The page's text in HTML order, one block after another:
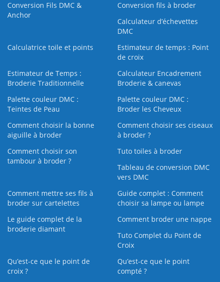
Conversion Fils DMC &
Anchor
Conversion fils à broder
Calculateur d’échevettes
DMC
Calculatrice toile et points
Estimateur de temps : Point
de croix
Estimateur de Temps :
Broderie Traditionnelle
Calculateur Encadrement
Broderie & canevas
Palette couleur DMC :
Teintes de Peau
Palette couleur DMC :
Broder les Cheveux
Comment choisir la bonne
aiguille à broder
Comment choisir ses ciseaux
à broder ?
Comment choisir son
tambour à broder ?
Tuto toiles à broder
Tableau de conversion DMC
vers DMC
Comment mettre ses fils à
broder sur cartelettes
Guide complet : Comment
choisir sa lampe ou lampe
Le guide complet de la
broderie diamant
Comment broder une nappe
Tuto Complet du Point de
Croix
Qu’est-ce que le point de
croix ?
Qu’est-ce que le point
compté ?